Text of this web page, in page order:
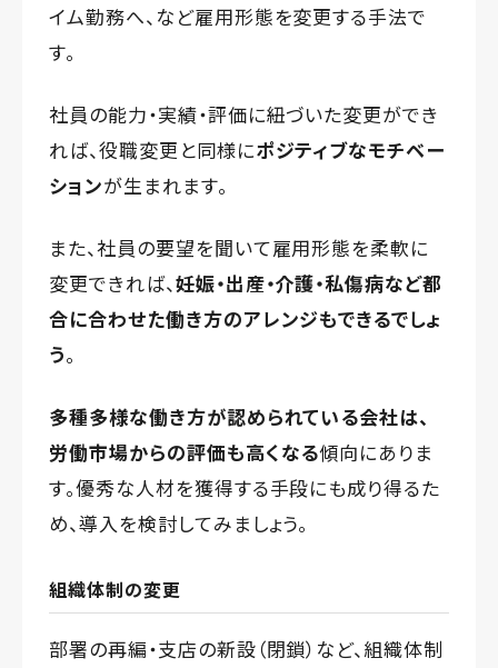
イム勤務へ、など雇用形態を変更する手法で
す。
社員の能力・実績・評価に紐づいた変更ができ
れば、役職変更と同様にポジティブなモチベー
ションが生まれます。
また、社員の要望を聞いて雇用形態を柔軟に
変更できれば、妊娠・出産・介護・私傷病など都
合に合わせた働き方のアレンジもできるでしょ
う。
多種多様な働き方が認められている会社は、
労働市場からの評価も高くなる傾向にありま
す。優秀な人材を獲得する手段にも成り得るた
め、導入を検討してみましょう。
組織体制の変更
部署の再編・支店の新設（閉鎖）など、組織体制